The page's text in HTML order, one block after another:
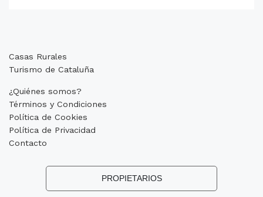
Casas Rurales
Turismo de Cataluña
¿Quiénes somos?
Términos y Condiciones
Política de Cookies
Política de Privacidad
Contacto
PROPIETARIOS